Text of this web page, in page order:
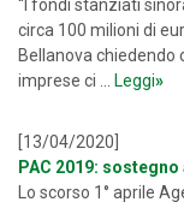
“I fondi stanziati
circa 100 milioni di
Bellanova chiedendo
imprese ci ...
Leggi»
[13/04/2020]
PAC 2019:
Lo scorso 1° aprile